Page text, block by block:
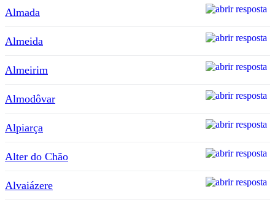
Almada
Almeida
Almeirim
Almodôvar
Alpiarça
Alter do Chão
Alvaiázere